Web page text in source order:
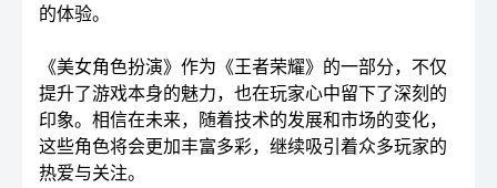
的体验。
《美女角色扮演》作为《王者荣耀》的一部分，不仅
提升了游戏本身的魅力，也在玩家心中留下了深刻的
印象。相信在未来，随着技术的发展和市场的变化，
这些角色将会更加丰富多彩，继续吸引着众多玩家的
热爱与关注。